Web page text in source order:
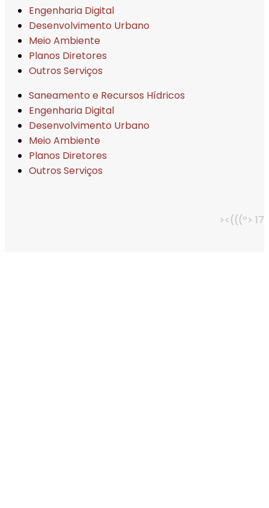
Engenharia Digital
Desenvolvimento Urbano
Meio Ambiente
Planos Diretores
Outros Serviços
Saneamento e Recursos Hídricos
Engenharia Digital
Desenvolvimento Urbano
Meio Ambiente
Planos Diretores
Outros Serviços
><(((º> 17